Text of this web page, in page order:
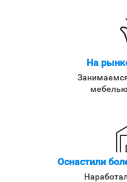
На
мебелью
Оснастили